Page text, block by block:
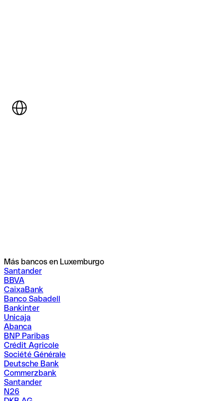
Más bancos en Luxemburgo
Santander
BBVA
CaixaBank
Banco Sabadell
Bankinter
Unicaja
Abanca
BNP Paribas
Crédit Agricole
Société Générale
Deutsche Bank
Commerzbank
Santander
N26